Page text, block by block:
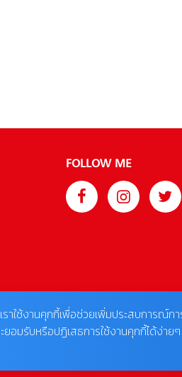
FOLLOW ME
ราใช้งานคุกกี้เพื่อช่วยเพิ่มประสบการณ์กา
มรับหรือปฏิเสธการใช้งานคุกกี้ได้ง่ายๆ